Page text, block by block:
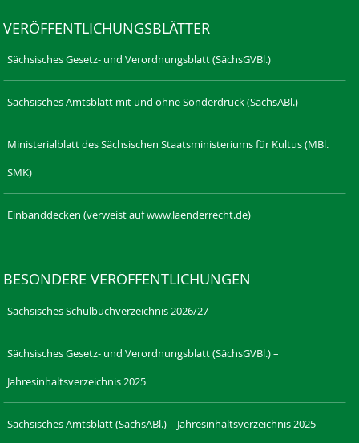
VERÖFFENTLICHUNGSBLÄTTER
Sächsisches Gesetz- und Verordnungsblatt (SächsGVBl.)
Sächsisches Amtsblatt mit und ohne Sonderdruck (SächsABl.)
Ministerialblatt des Sächsischen Staatsministeriums für Kultus (MBl.
SMK)
Einbanddecken (verweist auf www.laenderrecht.de)
BESONDERE VERÖFFENTLICHUNGEN
Sächsisches Schulbuchverzeichnis 2026/27
Sächsisches Gesetz- und Verordnungsblatt (SächsGVBl.) –
Jahresinhaltsverzeichnis 2025
Sächsisches Amtsblatt (SächsABl.) – Jahresinhaltsverzeichnis 2025